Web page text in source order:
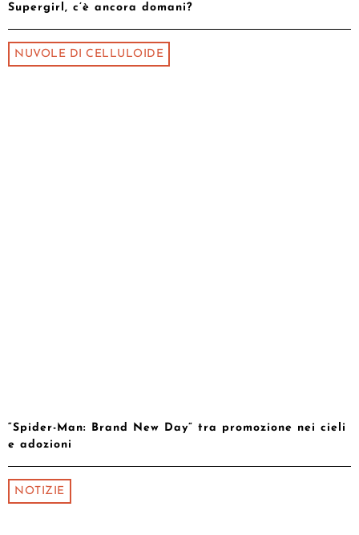
Supergirl, c’è ancora domani?
NUVOLE DI CELLULOIDE
“Spider-Man: Brand New Day” tra promozione nei cieli
e adozioni
NOTIZIE